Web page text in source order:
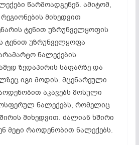
წარმოადგენენ. ამიტომ,
მიხედვით
ტენით უზრუნველყოფის
ტენით უზრუნველყოფა
ნალექების
ზედაპირის საფარზე და
იგი მოდის. მცენარეული
აკავებს მოსული
ნალექებს, რომელიც
მიხედვით. ძალიან ხშირი
მეტი რაოდენობით ნალექებს.